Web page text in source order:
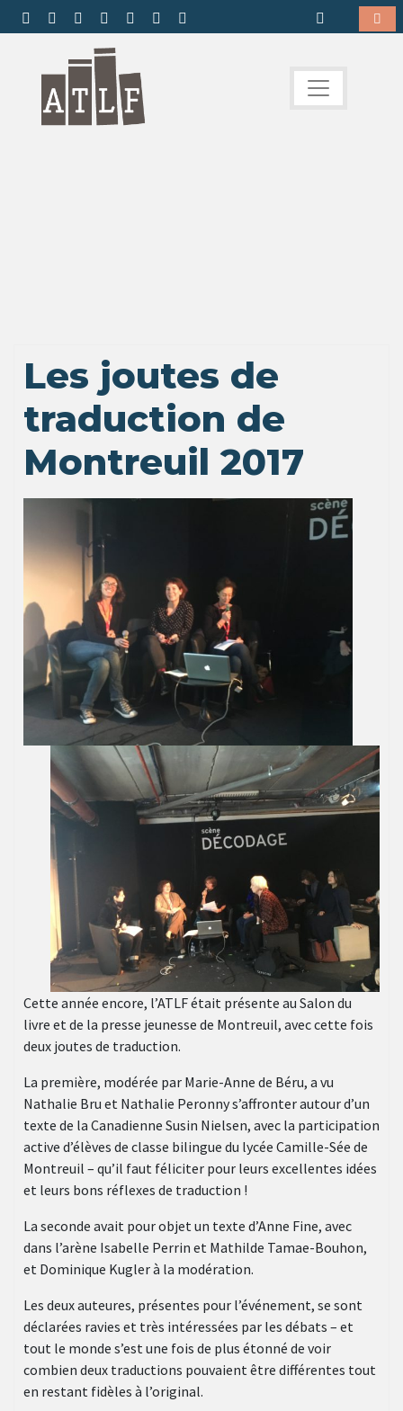
Les joutes de
traduction de
Montreuil 2017
Cette année encore, l’ATLF était présente au Salon du
livre et de la presse jeunesse de Montreuil, avec cette fois
deux joutes de traduction.
La première, modérée par Marie-Anne de Béru, a vu
Nathalie Bru et Nathalie Peronny s’affronter autour d’un
texte de la Canadienne Susin Nielsen, avec la participation
active d’élèves de classe bilingue du lycée Camille-Sée de
Montreuil – qu’il faut féliciter pour leurs excellentes idées
et leurs bons réflexes de traduction !
La seconde avait pour objet un texte d’Anne Fine, avec
dans l’arène Isabelle Perrin et Mathilde Tamae-Bouhon,
et Dominique Kugler à la modération.
Les deux auteures, présentes pour l’événement, se sont
déclarées ravies et très intéressées par les débats – et
tout le monde s’est une fois de plus étonné de voir
combien deux traductions pouvaient être différentes tout
en restant fidèles à l’original.